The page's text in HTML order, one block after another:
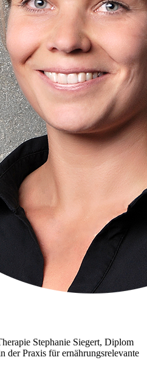
Stephanie Siegert, Diplom
der Praxis für ernährungsrelevante